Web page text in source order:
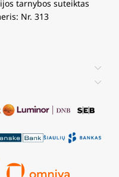
tarnybos suteiktas
Nr. 313